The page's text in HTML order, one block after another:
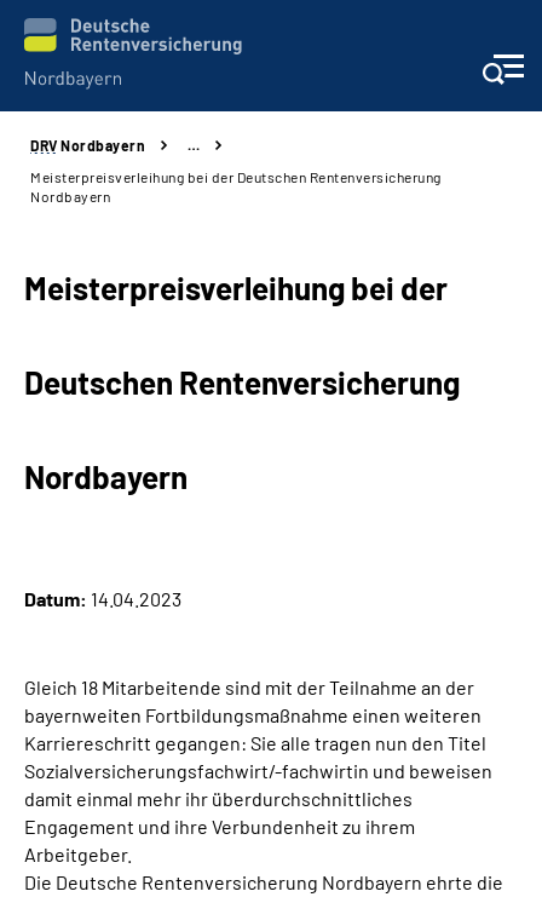
Online-Services
Beratung und Kontakt
Karriere
Leichte Sprache
Suche
DRV Nordbayern
…
Meisterpreisverleihung bei der Deutschen Rentenversicherung
Nordbayern
Meisterpreisverleihung bei der
Deutschen Rentenversicherung
Nordbayern
Datum: 14.04.2023
Gleich 18 Mitarbeitende sind mit der Teilnahme an der
bayernweiten Fortbildungsmaßnahme einen weiteren
Karriereschritt gegangen: Sie alle tragen nun den Titel
Sozialversicherungsfachwirt/-fachwirtin und beweisen
damit einmal mehr ihr überdurchschnittliches
Engagement und ihre Verbundenheit zu ihrem
Arbeitgeber.
Die Deutsche Rentenversicherung Nordbayern ehrte die